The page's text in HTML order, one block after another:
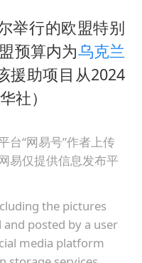
举行的欧盟特别
预算内为乌克兰
援助项目从2024
社）
台“网易号”作者上传
易仅提供信息发布平
the pictures
posted by a user
media platform